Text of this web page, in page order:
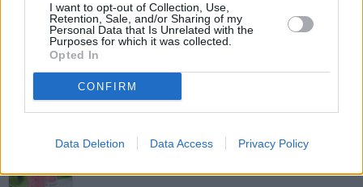
I want to opt-out of Collection, Use,
Retention, Sale, and/or Sharing of my
Personal Data that Is Unrelated with the
Purposes for which it was collected.
Opted In
CONFIRM
Data Deletion Data Access Privacy Policy
Leicht
Erdbeer-Karotten-Smoothie
Leicht
Himbeer-Limetten-Smoothie